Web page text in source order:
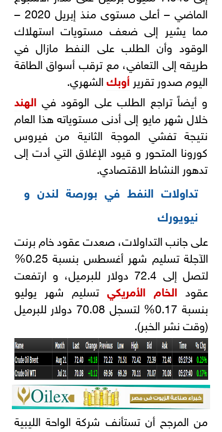
الماضي – أعلى مستوى منذ إبريل 2020 –
مما يشير إلى ضعف مستويات استهلاك
الوقود وأن الطلب على النفط مازال في
طريقه إلى التعافي، مع ترقب أسواق الطاقة
اليوم صدور تقريرأوبكالشهري.
و أيضاً تراجع الطلب على الوقود في الهند
خلال شهر مايو إلى أدنى مستوياته هذا العام
نتيجة تفشي الموجة الثانية من فيروس
كورونا المتحور و قيود الإغلاق التي أدت إلى
تدهور النشاط الاقتصادي.
تداولات النفط في بورصة لندن و
نيويورك
على جانب التداولات، صعدت عقود خام برنت
الآجلة تسليم شهر أغسطس بنسبة 0.25%
لتصل إلى 72.4 دولار للبرميل، و ارتفعت
عقود الخام الأمريكي تسليم شهر يوليو
بنسبة 0.17% لتسجل 70.08 دولار للبرميل
(وقت نشر الخبر).
من المرجح أن تستأنف شركة الواحة الليبية